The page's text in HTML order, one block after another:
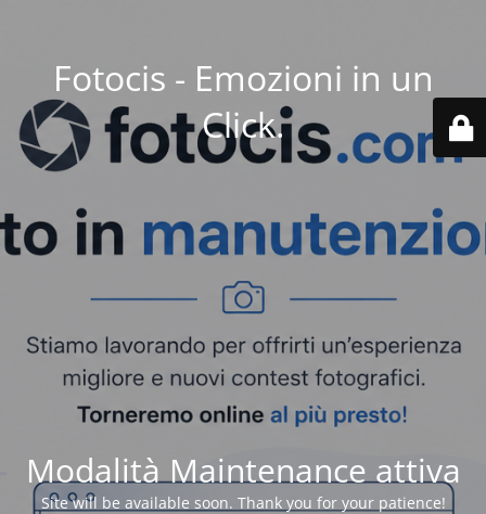
Fotocis - Emozioni in un
Click.
Modalità Maintenance attiva
Site will be available soon. Thank you for your patience!